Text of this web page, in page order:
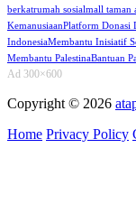
berkatrumah sosialmall taman
KemanusiaanPlatform Donasi
IndonesiaMembantu Inisiatif
Membantu PalestinaBantuan
Ad 300×600
Copyright © 2026
Home Privacy Policy